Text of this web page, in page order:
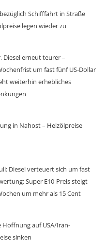
Schifffahrt in Straße
legen wieder zu
Diesel erneut teurer –
um fast fünf US-Dollar
weiterhin erhebliches
in Nahost – Heizölpreise
Diesel verteuert sich um fast
Super E10-Preis steigt
um mehr als 15 Cent
Hoffnung auf USA/Iran-
sinken